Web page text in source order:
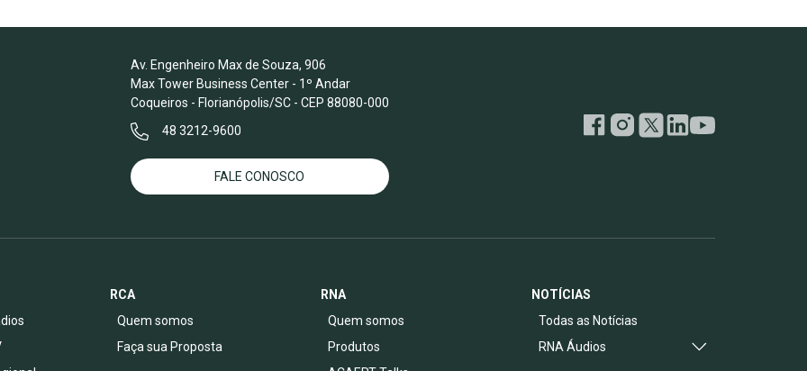
Av. Engenheiro Max de Souza, 906
Max Tower Business Center - 1º Andar
Coqueiros - Florianópolis/SC - CEP 88080-000
48 3212-9600
FALE CONOSCO
RCA
Quem somos
Faça sua Proposta
RNA
Quem somos
Produtos
NOTÍCIAS
Todas as Notícias
RNA Áudios